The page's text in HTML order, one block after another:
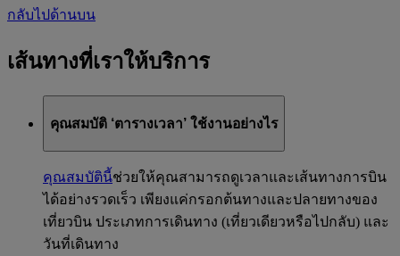
กลับไปด้านบน
เส้นทางที่เราให้บริการ
คุณสมบัติ ‘ตารางเวลา’ ใช้งานอย่างไร
คุณสมบัตินี้ช่วยให้คุณสามารถดูเวลาและเส้นทางการบิน
ได้อย่างรวดเร็ว เพียงแค่กรอกต้นทางและปลายทางของ
เที่ยวบิน ประเภทการเดินทาง (เที่ยวเดียวหรือไปกลับ) และ
วันที่เดินทาง